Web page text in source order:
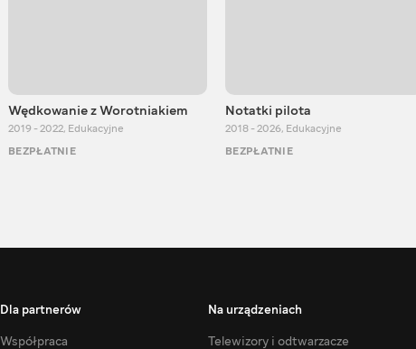
Wędkowanie z Worotniakiem
2019 - 2022, Edukacyjne
BEZPŁATNIE
Notatki pilota
2018 - 2026, Edukacyjne
BEZPŁATNIE
Dla partnerów
Współpraca
Na urządzeniach
Telewizory i odtwarzacze